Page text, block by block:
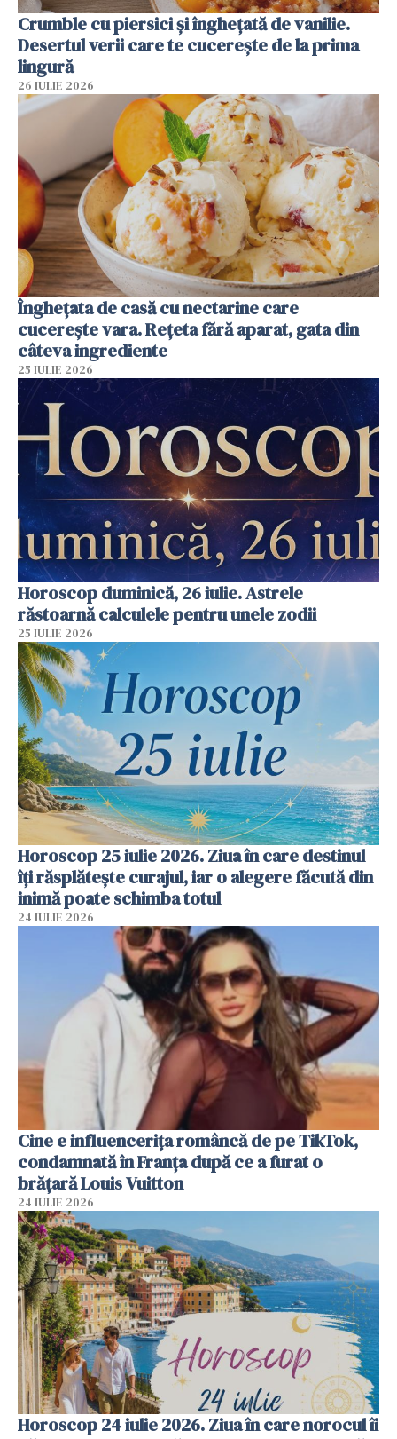
Crumble cu piersici și înghețată de vanilie.
Desertul verii care te cucerește de la prima
lingură
26 IULIE 2026
Înghețata de casă cu nectarine care
cucerește vara. Rețeta fără aparat, gata din
câteva ingrediente
25 IULIE 2026
Horoscop duminică, 26 iulie. Astrele
răstoarnă calculele pentru unele zodii
25 IULIE 2026
Horoscop 25 iulie 2026. Ziua în care destinul
îți răsplătește curajul, iar o alegere făcută din
inimă poate schimba totul
24 IULIE 2026
Cine e influencerița româncă de pe TikTok,
condamnată în Franța după ce a furat o
brățară Louis Vuitton
24 IULIE 2026
Horoscop 24 iulie 2026. Ziua în care norocul îi